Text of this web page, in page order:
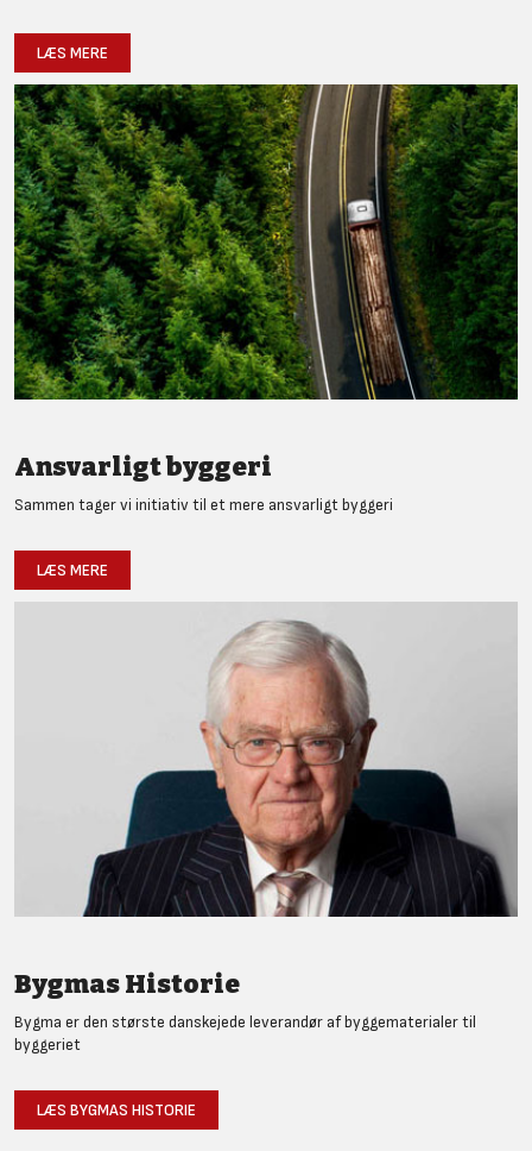
LÆS MERE
Ansvarligt byggeri
Sammen tager vi initiativ til et mere ansvarligt byggeri
LÆS MERE
Bygmas Historie
Bygma er den største danskejede leverandør af byggematerialer til
byggeriet
LÆS BYGMAS HISTORIE